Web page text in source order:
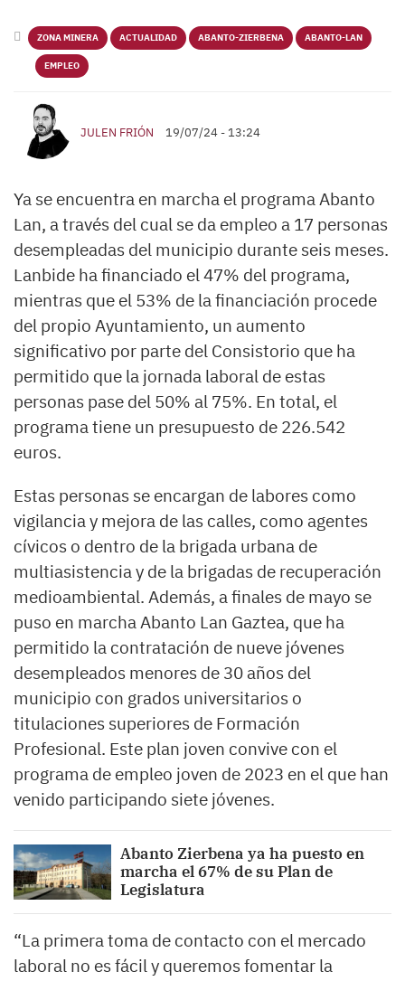
ZONA MINERA ACTUALIDAD ABANTO-ZIERBENA ABANTO-LAN
EMPLEO
JULEN FRIÓN 19/07/24 - 13:24
Ya se encuentra en marcha el programa Abanto
Lan, a través del cual se da empleo a 17 personas
desempleadas del municipio durante seis meses.
Lanbide ha financiado el 47% del programa,
mientras que el 53% de la financiación procede
del propio Ayuntamiento, un aumento
significativo por parte del Consistorio que ha
permitido que la jornada laboral de estas
personas pase del 50% al 75%. En total, el
programa tiene un presupuesto de 226.542
euros.
Estas personas se encargan de labores como
vigilancia y mejora de las calles, como agentes
cívicos o dentro de la brigada urbana de
multiasistencia y de la brigadas de recuperación
medioambiental. Además, a finales de mayo se
puso en marcha Abanto Lan Gaztea, que ha
permitido la contratación de nueve jóvenes
desempleados menores de 30 años del
municipio con grados universitarios o
titulaciones superiores de Formación
Profesional. Este plan joven convive con el
programa de empleo joven de 2023 en el que han
venido participando siete jóvenes.
Abanto Zierbena ya ha puesto en
marcha el 67% de su Plan de
Legislatura
“La primera toma de contacto con el mercado
laboral no es fácil y queremos fomentar la